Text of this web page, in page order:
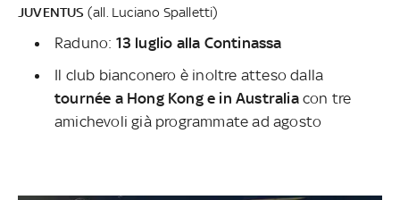
JUVENTUS (all. Luciano Spalletti)
Raduno: 13 luglio alla Continassa
Il club bianconero è inoltre atteso dalla
tournée a Hong Kong e in Australia con tre
amichevoli già programmate ad agosto